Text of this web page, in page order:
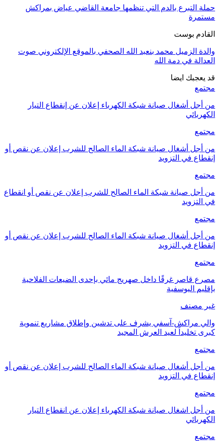
حملة التبرع بالدم التي تنظمها جامعة القاضي عياض بمراكش
مستمرة
القادم بوست
والدة الزميل محمد بنعبد الله الصحفي بالموقع الإلكتروني صوت
العدالة في دمة الله
قد يعجبك ايضا
مجتمع
من أجل أشغال صيانة شبكة الكهرباء إعلان عن إنقطاع التيار
الكهربائي
مجتمع
من أجل أشغال صيانة شبكة الماء الصالح للشرب إعلان عن نقص أو
إنقطاع في التزويد
مجتمع
من أجل صيانة شبكة الماء الصالح للشرب إعلان عن نقص أو انقطاع
في التزويد
مجتمع
من أجل أشغال صيانة شبكة الماء الصالح للشرب إعلان عن نقص أو
إنقطاع في التزويد
مجتمع
مصرع قاصر غرقًا داخل صهريج مائي بإحدى الضيعات الفلاحية
بإقليم اليوسفية
غير مصنف
والي مراكش-آسفي يشرف على تدشين وإطلاق مشاريع تنموية
كبرى تخليداً لعيد العرش المجيد
مجتمع
من أجل أشغال صيانة شبكة الماء الصالح للشرب إعلان عن نقص أو
إنقطاع في التزويد
مجتمع
من أجل اشغال صيانة شبكة الكهرباء إعلان عن انقطاع التيار
الكهربائي
مجتمع